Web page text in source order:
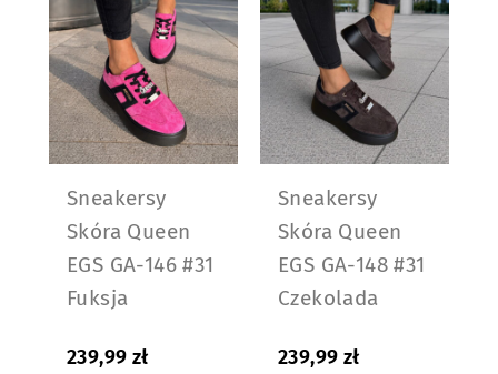
Sneakersy
Skóra Queen
EGS GA-146 #31
Fuksja
239,99 zł
Sneakersy
Skóra Queen
EGS GA-148 #31
Czekolada
239,99 zł